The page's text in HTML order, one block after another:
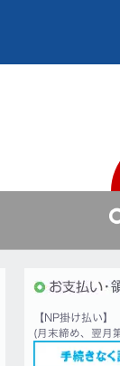
【NP掛け払い】
(月末締め、翌月